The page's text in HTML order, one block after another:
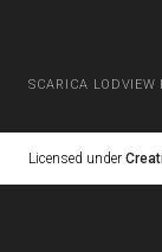
SCARICA LODVIEW
Licensed under